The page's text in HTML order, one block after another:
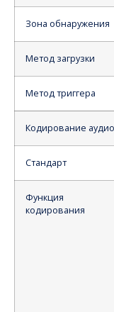
Зона обнаружения
Метод загрузки
Метод триггера
Кодирование
Стандарт
Функция
кодирования